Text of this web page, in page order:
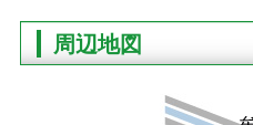
周辺地図